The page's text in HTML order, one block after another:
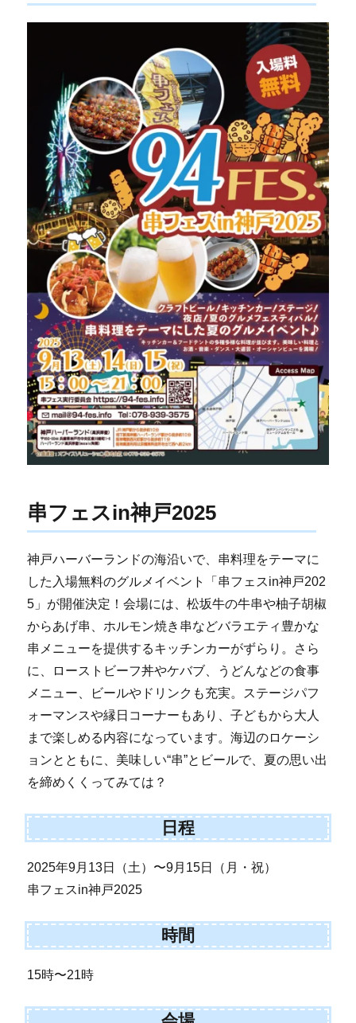
串フェスin神戸2025
神戸ハーバーランドの海沿いで、串料理をテーマに
した入場無料のグルメイベント「串フェスin神戸202
5」が開催決定！会場には、松坂牛の牛串や柚子胡椒
からあげ串、ホルモン焼き串などバラエティ豊かな
串メニューを提供するキッチンカーがずらり。さら
に、ローストビーフ丼やケバブ、うどんなどの食事
メニュー、ビールやドリンクも充実。ステージパフ
ォーマンスや縁日コーナーもあり、子どもから大人
まで楽しめる内容になっています。海辺のロケーシ
ョンとともに、美味しい“串”とビールで、夏の思い出
を締めくくってみては？
日程
2025年9月13日（土）〜9月15日（月・祝）
串フェスin神戸2025
時間
15時〜21時